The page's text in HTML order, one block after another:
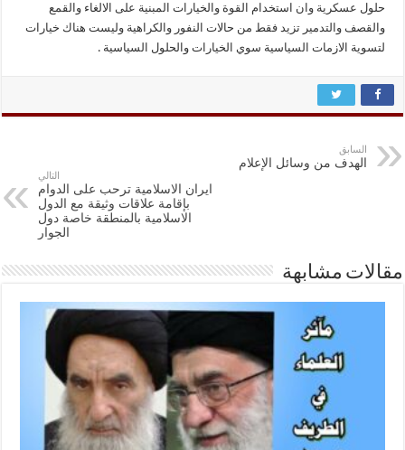
حلول عسكرية وان استخدام القوة والخيارات المبنية على الالغاء والقمع
والقصف والتدمير تزيد فقط من حالات النفور والكراهية وليست هناك خيارات
لتسوية الازمات السياسية سوي الخيارات والحلول السياسية .
السابق
الهدف من وسائل الإعلام
التالي
ايران الاسلامية ترحب على الدوام
بإقامة علاقات وثيقة مع الدول
الاسلامية بالمنطقة خاصة دول
الجوار
مقالات مشابهة